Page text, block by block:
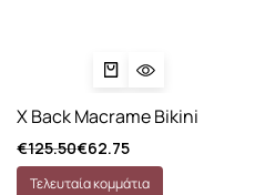
X Back Macrame Bikini
€125.50€62.75
Τελευταία κομμάτια